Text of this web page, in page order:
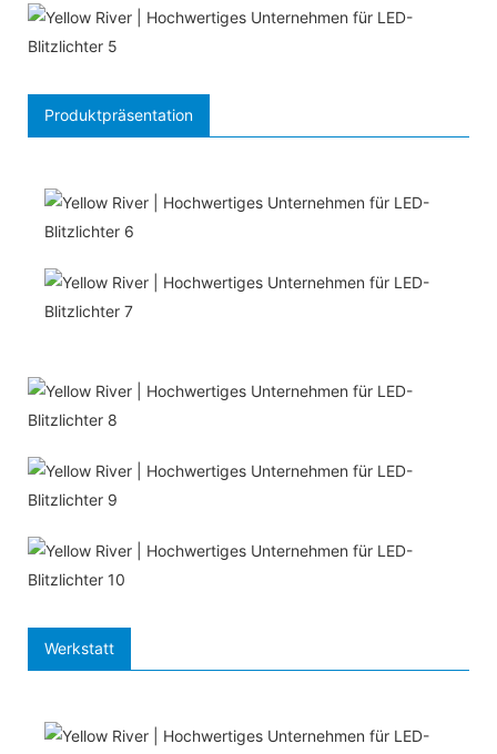
Produktpräsentation
Werkstatt